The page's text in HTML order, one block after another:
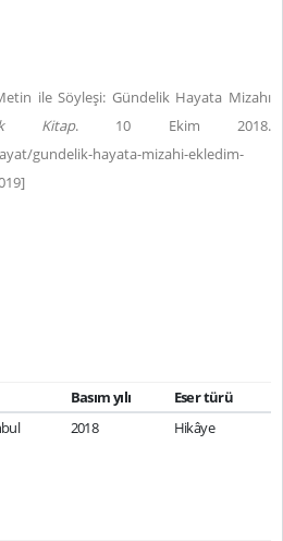
ile Söyleşi: Gündelik Hayata Mizahı
Kitap. 10 Ekim 2018.
gundelik-hayata-mizahi-ekledim-
Basım yılı
Eser türü
2018 Hikâye